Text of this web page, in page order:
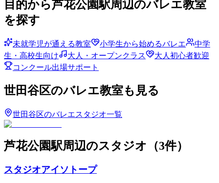
目的から芦花公園駅周辺のバレエ教室
を探す
未就学児が通える教室 小学生から始めるバレエ
中学
生・高校生向け
大人・オープンクラス
大人初心者歓迎
コンクール出場サポート
世田谷区のバレエ教室も見る
世田谷区のバレエスタジオ一覧
芦花公園駅周辺のスタジオ （3件）
スタジオアイソトープ